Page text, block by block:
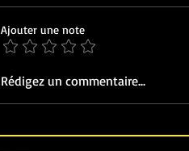
Ajouter une note
Rédigez un commentaire...